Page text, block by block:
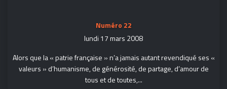
Numéro 22
lundi 17 mars 2008
Alors que la « patrie française » n’a jamais autant revendiqué ses «
valeurs » d’humanisme, de générosité, de partage, d’amour de
tous et de toutes,...